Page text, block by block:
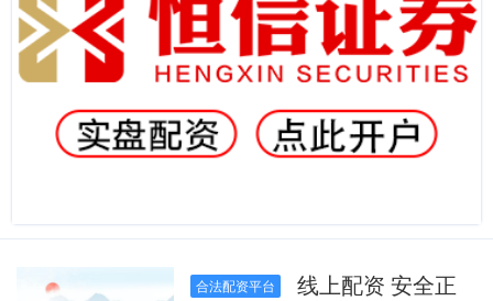
合法配资平台
线上配资 安全正